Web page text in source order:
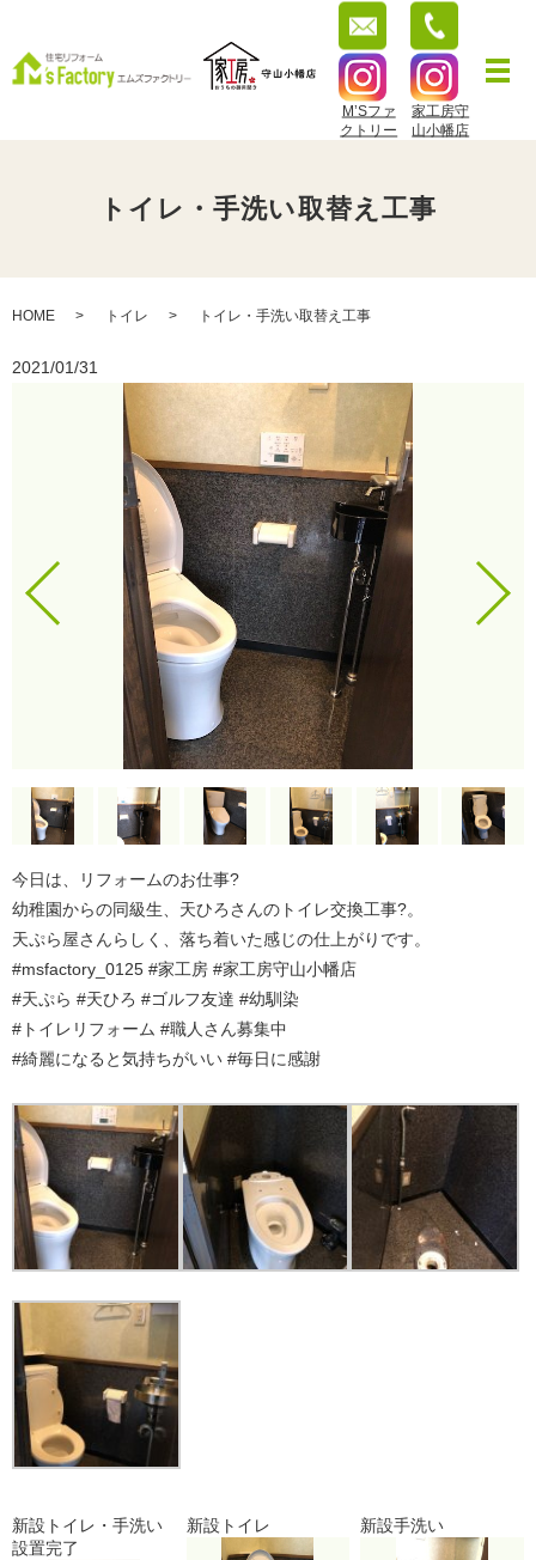
M’Sファ
クトリー
家工房守
山小幡店
トイレ・手洗い取替え工事
HOME トイレ トイレ・手洗い取替え工事
2021/01/31
今日は、リフォームのお仕事?
幼稚園からの同級生、天ひろさんのトイレ交換工事?。
天ぷら屋さんらしく、落ち着いた感じの仕上がりです。
#msfactory_0125 #家工房 #家工房守山小幡店
#天ぷら #天ひろ #ゴルフ友達 #幼馴染
#トイレリフォーム #職人さん募集中
#綺麗になると気持ちがいい #毎日に感謝
新設トイレ・手洗い
設置完了
新設トイレ 新設手洗い